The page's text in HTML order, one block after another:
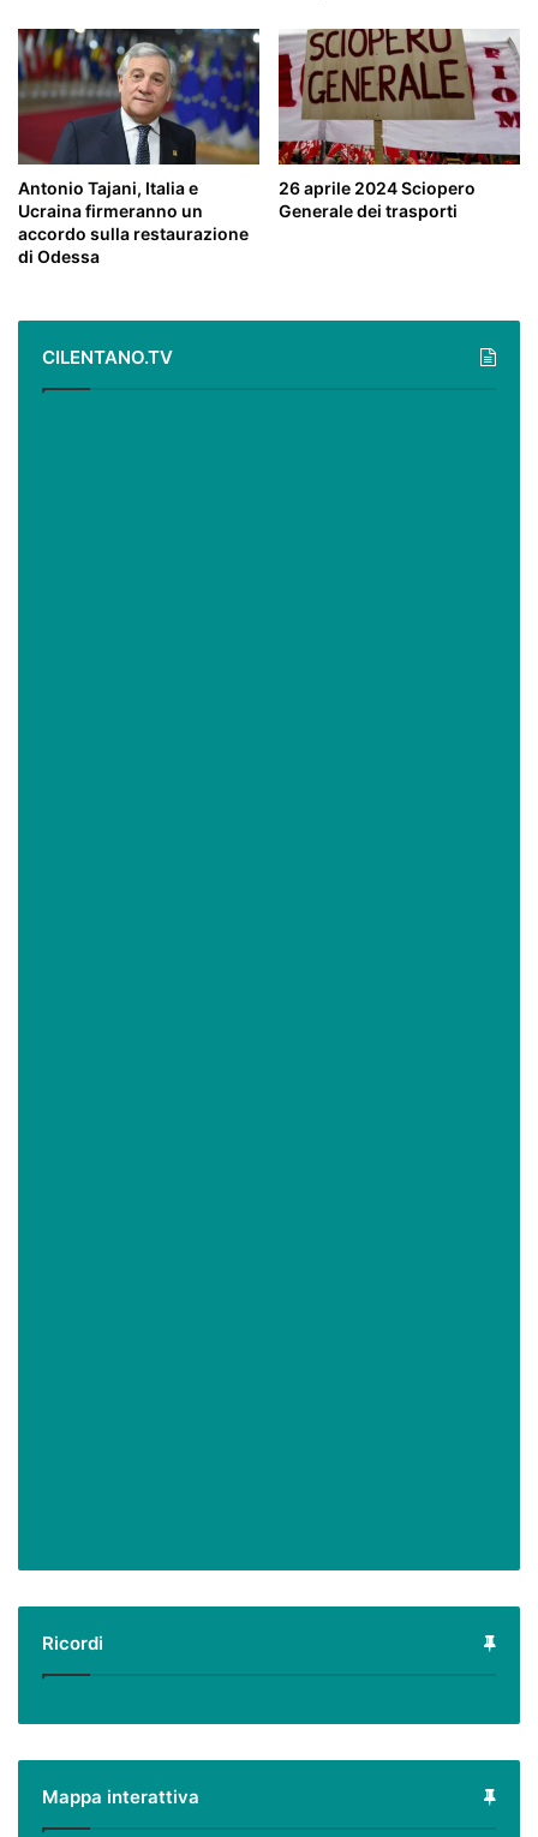
Antonio Tajani, Italia e
Ucraina firmeranno un
accordo sulla restaurazione
di Odessa
26 aprile 2024 Sciopero
Generale dei trasporti
CILENTANO.TV
Ricordi
Mappa interattiva